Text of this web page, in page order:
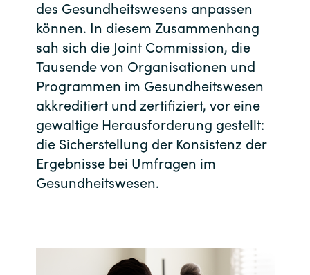
Finland
France
Germany
Hungary
Iceland
Kingdom of Saudi Arabia
des Gesundheitswesens anpassen
können. In diesem Zusammenhang
sah sich die Joint Commission, die
Tausende von Organisationen und
Programmen im Gesundheitswesen
akkreditiert und zertifiziert, vor eine
gewaltige Herausforderung gestellt:
die Sicherstellung der Konsistenz der
Ergebnisse bei Umfragen im
Gesundheitswesen.